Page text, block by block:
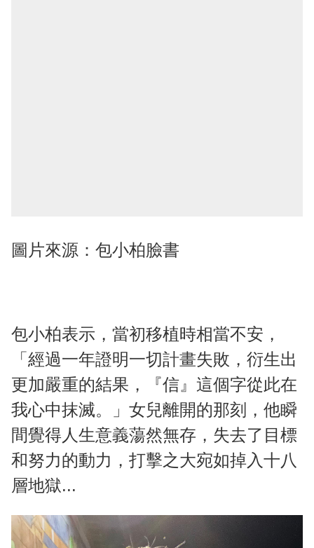
圖片來源：包小柏臉書
包小柏表示，當初移植時相當不安，
「經過一年證明一切計畫失敗，衍生出
更加嚴重的結果，『信』這個字從此在
我心中抹滅。」女兒離開的那刻，他瞬
間覺得人生意義蕩然無存，失去了目標
和努力的動力，打擊之大宛如掉入十八
層地獄...